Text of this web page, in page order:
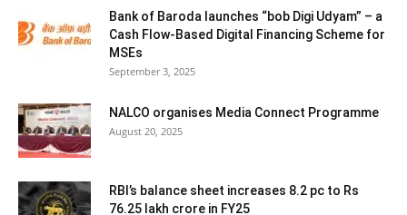
Bank of Baroda launches “bob Digi Udyam” – a
Cash Flow-Based Digital Financing Scheme for
MSEs
September 3, 2025
NALCO organises Media Connect Programme
August 20, 2025
RBI’s balance sheet increases 8.2 pc to Rs
76.25 lakh crore in FY25